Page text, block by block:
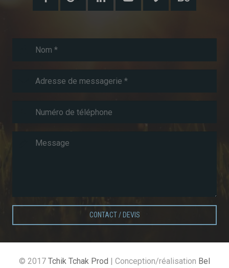
CONTACT / DEVIS
© 2017 Tchik Tchak Prod | Conception/réalisation Bel